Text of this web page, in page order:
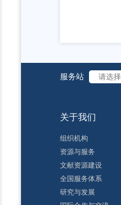
服务站 请选择
关于我们
组织机构
资源与服务
文献资源建设
全国服务体系
研究与发展